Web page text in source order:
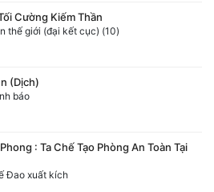
Cường Kiếm Thần
thế giới (đại kết cục) (10)
(Dịch)
báo
: Ta Chế Tạo Phòng An Toàn Tại
Đao xuất kích